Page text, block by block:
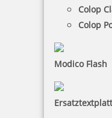
Colop
Colop
Modico Flash
5 Artikel in der Kategorie